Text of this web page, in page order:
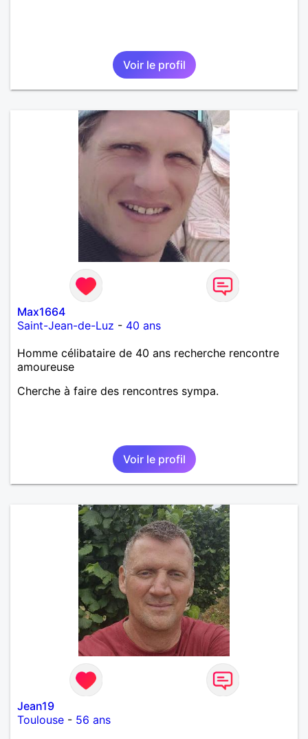
Voir le profil
Max1664
Saint-Jean-de-Luz - 40 ans
Homme célibataire de 40 ans recherche rencontre
amoureuse
Cherche à faire des rencontres sympa.
Voir le profil
Jean19
Toulouse - 56 ans